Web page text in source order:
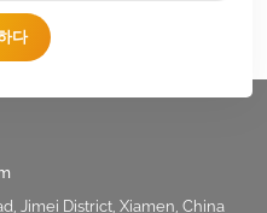
다
Jimei District, Xiamen, China